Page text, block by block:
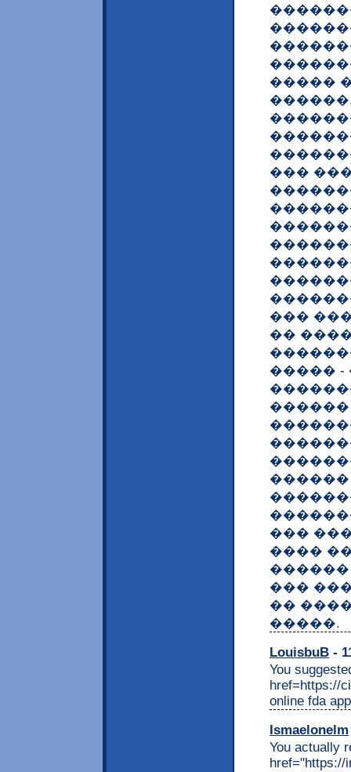
�����
���
���
��
�����
������
���
����
������
���
��
�����.
LouisbuB -
You
href=https://
online fda
Ismaelonelm
You actually
href="https://